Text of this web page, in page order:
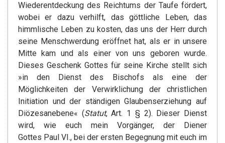
Wiederentdeckung des Reichtums der Taufe fördert,
wobei er dazu verhilft, das göttliche Leben, das
himmlische Leben zu kosten, das uns der Herr durch
seine Menschwerdung eröffnet hat, als er in unsere
Mitte kam und als einer von uns geboren wurde.
Dieses Geschenk Gottes für seine Kirche stellt sich
»in den Dienst des Bischofs als eine der
Möglichkeiten der Verwirklichung der christlichen
Initiation und der ständigen Glaubenserziehung auf
Diözesanebene« (Statut, Art. 1 § 2). Dieser Dienst
wird, wie euch mein Vorgänger, der Diener
Gottes Paul VI., bei der ersten Begegnung mit euch im